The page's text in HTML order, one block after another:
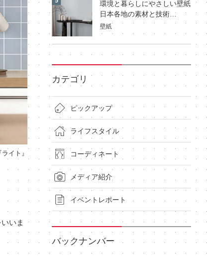
ライト』
いま
環境と暮らしにやさしい壁紙
日本各地の素材と技術…
壁紙
カテゴリ
ピックアップ
ライフスタイル
コーディネート
メディア紹介
イベントレポート
バックナンバー